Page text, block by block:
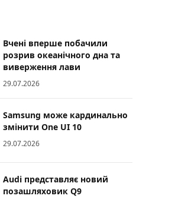
Вчені вперше побачили
розрив океанічного дна та
виверження лави
29.07.2026
Samsung може кардинально
змінити One UI 10
29.07.2026
Audi представляє новий
позашляховик Q9